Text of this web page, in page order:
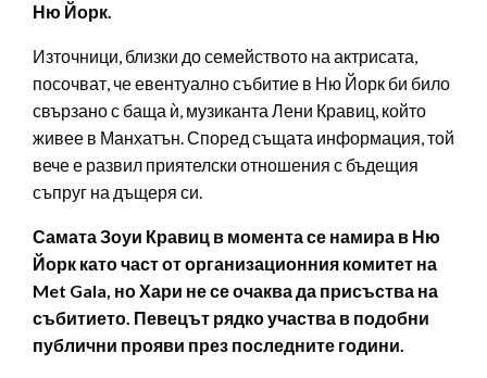
Ню Йорк.
Източници, близки до семейството на актрисата,
посочват, че евентуално събитие в Ню Йорк би било
свързано с баща ѝ, музиканта Лени Кравиц, който
живее в Манхатън. Според същата информация, той
вече е развил приятелски отношения с бъдещия
съпруг на дъщеря си.
Самата Зоуи Кравиц в момента се намира в Ню
Йорк като част от организационния комитет на
Met Gala, но Хари не се очаква да присъства на
събитието. Певецът рядко участва в подобни
публични прояви през последните години.